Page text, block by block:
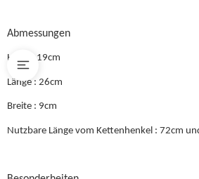
Abmessungen
Höhe : 19cm
Länge : 26cm
Breite : 9cm
Nutzbare Länge vom Kettenhenkel : 72cm